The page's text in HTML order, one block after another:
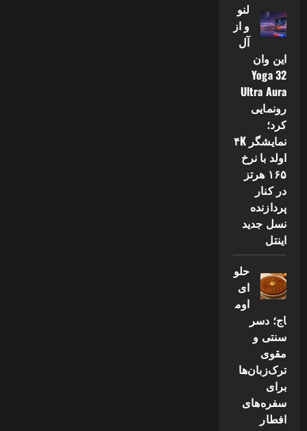
لنو
و از
آل
این وان
Yoga 32
Ultra Aura
رونمایی
کرد؛
نمایشگر ۴K
اولد با نرخ
۱۶۵ هرتز
در کنار
پردازنده
نسل جدید
اینتل
حلو
ای
اوم
اج؛ دسر
سنتی و
مقوی
ترک‌زبان‌ها
برای
سفره‌های
افطار